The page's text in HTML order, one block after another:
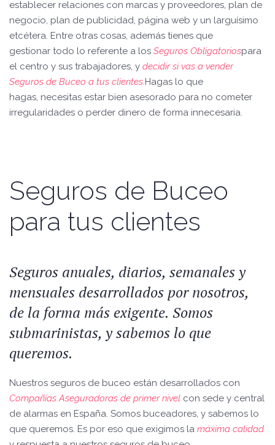
establecer relaciones con marcas y proveedores, plan de
negocio, plan de publicidad, página web y un larguísimo
etcétera. Entre otras cosas, además tienes que
gestionar todo lo referente a los Seguros Obligatoriospara
el centro y sus trabajadores, y decidir si vas a vender
Seguros de Buceo a tus clientes.Hagas lo que
hagas, necesitas estar bien asesorado para no cometer
irregularidades o perder dinero de forma innecesaria.
Seguros de Buceo
para tus clientes
Seguros anuales, diarios, semanales y
mensuales desarrollados por nosotros,
de la forma más exigente. Somos
submarinistas, y sabemos lo que
queremos.
Nuestros seguros de buceo están desarrollados con
Compañías Aseguradoras de primer nivel con sede y central
de alarmas en España. Somos buceadores, y sabemos lo
que queremos. Es por eso que exigimos la máxima calidad